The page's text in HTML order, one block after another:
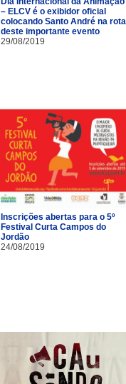
– ELCV é o exibidor oficial
colocando Santo André na rota
deste importante evento
29/08/2019
Inscrições abertas para o 5º
Festival Curta Campos do
Jordão
24/08/2019